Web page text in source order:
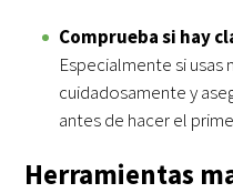
Comprueba si hay
Especialmente si
cuidadosamente y
antes de hacer el
Herramientas